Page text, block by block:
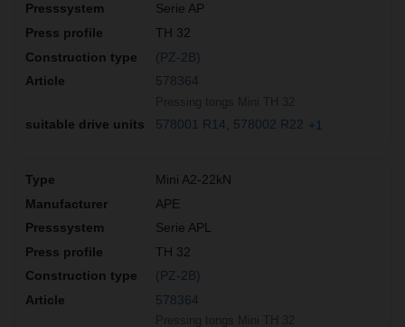
Serie AP
TH 32
(PZ-2B)
578364
578001 R14 578002 R22 +1
Mini A2-22kN
APE
Serie APL
TH 32
(PZ-2B)
578364